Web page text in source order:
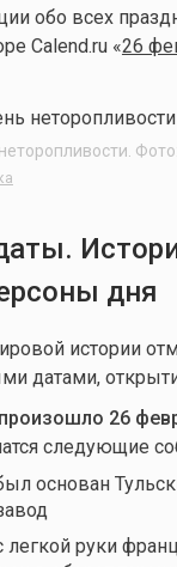
обо всех
Calend.ru «26
Фото:
дня
истории
датами,
26
следующие
основан
легкой руки